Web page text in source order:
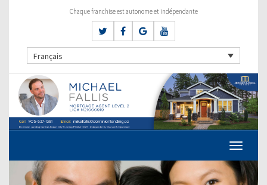
Chaque franchise est autonome et indépendante
Français